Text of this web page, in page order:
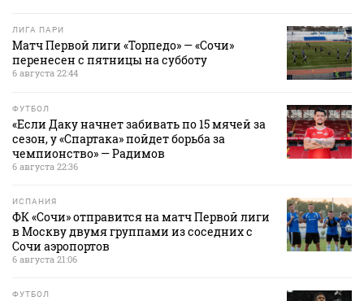
ЛИГА ПАРИ
Матч Первой лиги «Торпедо» — «Сочи»
перенесен с пятницы на субботу
6 августа 22:44
ФУТБОЛ
«Если Даку начнет забивать по 15 мячей за
сезон, у «Спартака» пойдет борьба за
чемпионство» — Радимов
6 августа 22:36
ИСПАНИЯ
ФК «Сочи» отправится на матч Первой лиги
в Москву двумя группами из соседних с
Сочи аэропортов
6 августа 21:06
ФУТБОЛ